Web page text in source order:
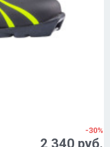
-30%
2 340 руб.